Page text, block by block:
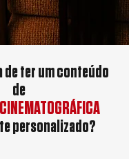
de ter um conteúdo
de
personalizado?